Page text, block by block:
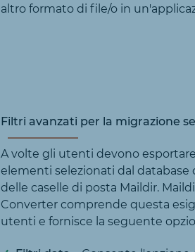
altro formato di file/o in
Filtri avanzati per la migrazione
A volte gli utenti devono
elementi selezionati dal database
delle caselle di posta Maildir.
Converter comprende questa
utenti e fornisce la seguente